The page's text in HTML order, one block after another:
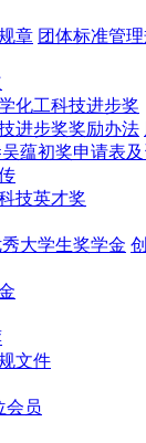
章 团体标准管
化工科技进步奖
进步奖奖励办法
蕴初奖申请表
技英才奖
大学生奖学金
文件
会员